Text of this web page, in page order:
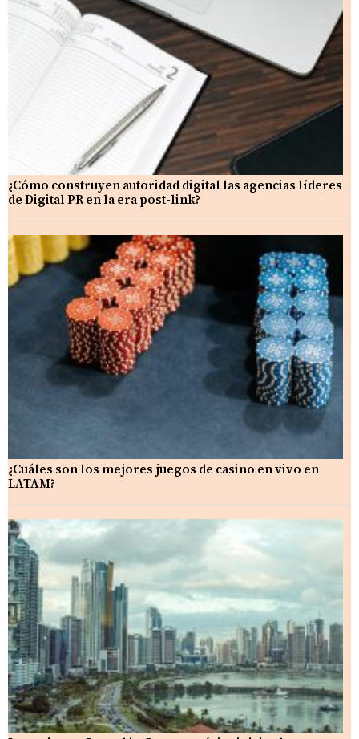
¿Cómo construyen autoridad digital las agencias líderes
de Digital PR en la era post-link?
¿Cuáles son los mejores juegos de casino en vivo en
LATAM?